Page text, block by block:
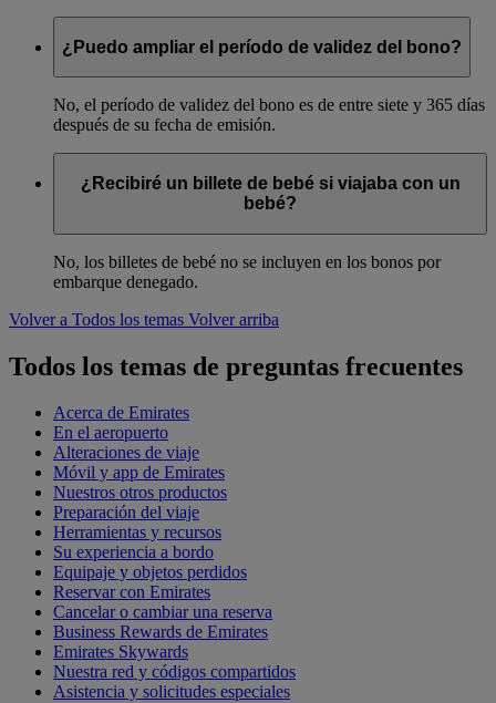
¿Puedo ampliar el período de validez del bono?
No, el período de validez del bono es de entre siete y 365 días
después de su fecha de emisión.
¿Recibiré un billete de bebé si viajaba con un
bebé?
No, los billetes de bebé no se incluyen en los bonos por
embarque denegado.
Volver a Todos los temas Volver arriba
Todos los temas de preguntas frecuentes
Acerca de Emirates
En el aeropuerto
Alteraciones de viaje
Móvil y app de Emirates
Nuestros otros productos
Preparación del viaje
Herramientas y recursos
Su experiencia a bordo
Equipaje y objetos perdidos
Reservar con Emirates
Cancelar o cambiar una reserva
Business Rewards de Emirates
Emirates Skywards
Nuestra red y códigos compartidos
Asistencia y solicitudes especiales